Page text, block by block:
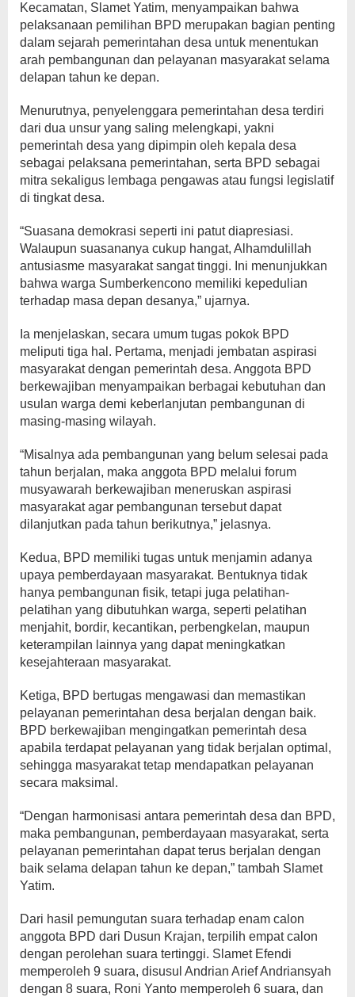
Kecamatan, Slamet Yatim, menyampaikan bahwa
pelaksanaan pemilihan BPD merupakan bagian penting
dalam sejarah pemerintahan desa untuk menentukan
arah pembangunan dan pelayanan masyarakat selama
delapan tahun ke depan.
Menurutnya, penyelenggara pemerintahan desa terdiri
dari dua unsur yang saling melengkapi, yakni
pemerintah desa yang dipimpin oleh kepala desa
sebagai pelaksana pemerintahan, serta BPD sebagai
mitra sekaligus lembaga pengawas atau fungsi legislatif
di tingkat desa.
“Suasana demokrasi seperti ini patut diapresiasi.
Walaupun suasananya cukup hangat, Alhamdulillah
antusiasme masyarakat sangat tinggi. Ini menunjukkan
bahwa warga Sumberkencono memiliki kepedulian
terhadap masa depan desanya,” ujarnya.
Ia menjelaskan, secara umum tugas pokok BPD
meliputi tiga hal. Pertama, menjadi jembatan aspirasi
masyarakat dengan pemerintah desa. Anggota BPD
berkewajiban menyampaikan berbagai kebutuhan dan
usulan warga demi keberlanjutan pembangunan di
masing-masing wilayah.
“Misalnya ada pembangunan yang belum selesai pada
tahun berjalan, maka anggota BPD melalui forum
musyawarah berkewajiban meneruskan aspirasi
masyarakat agar pembangunan tersebut dapat
dilanjutkan pada tahun berikutnya,” jelasnya.
Kedua, BPD memiliki tugas untuk menjamin adanya
upaya pemberdayaan masyarakat. Bentuknya tidak
hanya pembangunan fisik, tetapi juga pelatihan-
pelatihan yang dibutuhkan warga, seperti pelatihan
menjahit, bordir, kecantikan, perbengkelan, maupun
keterampilan lainnya yang dapat meningkatkan
kesejahteraan masyarakat.
Ketiga, BPD bertugas mengawasi dan memastikan
pelayanan pemerintahan desa berjalan dengan baik.
BPD berkewajiban mengingatkan pemerintah desa
apabila terdapat pelayanan yang tidak berjalan optimal,
sehingga masyarakat tetap mendapatkan pelayanan
secara maksimal.
“Dengan harmonisasi antara pemerintah desa dan BPD,
maka pembangunan, pemberdayaan masyarakat, serta
pelayanan pemerintahan dapat terus berjalan dengan
baik selama delapan tahun ke depan,” tambah Slamet
Yatim.
Dari hasil pemungutan suara terhadap enam calon
anggota BPD dari Dusun Krajan, terpilih empat calon
dengan perolehan suara tertinggi. Slamet Efendi
memperoleh 9 suara, disusul Andrian Arief Andriansyah
dengan 8 suara, Roni Yanto memperoleh 6 suara, dan